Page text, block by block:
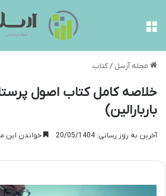
مجله آرسل /کتاب
خلاصه کامل کتاب اصول
باربارالین)
آخرین به روز رسانی: 20/05/1404 خواندن این مطلب 15 دقیقه